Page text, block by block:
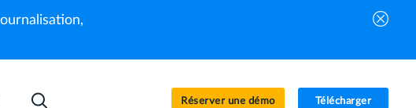
Réserver une démo Télécharger